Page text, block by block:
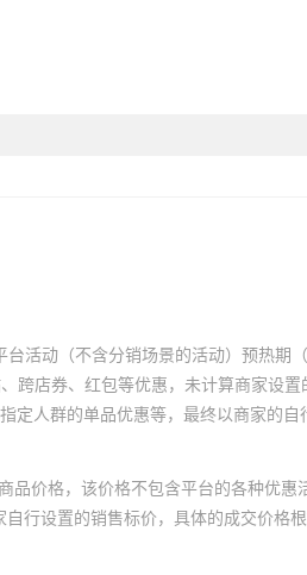
台活动（不含分销场景的活动）预热
跨店券、红包等优惠，未计算商家设
定人群的单品优惠等，最终以商家的
品价格，该价格不包含平台的各种优
行设置的销售标价，具体的成交价格